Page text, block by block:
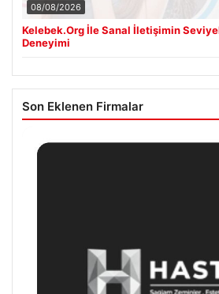
08/08/2026
Kelebek.Org İle Sanal İletişimin
Deneyimi
Son Eklenen Firmalar